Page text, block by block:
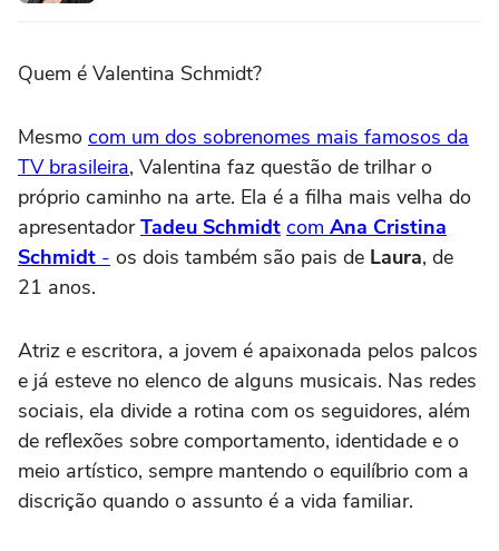
Quem é Valentina Schmidt?
Mesmo com um dos sobrenomes mais famosos da
TV brasileira, Valentina faz questão de trilhar o
próprio caminho na arte. Ela é a filha mais velha do
apresentadorTadeu Schmidt com Ana Cristina
Schmidt - os dois também são pais de Laura, de
21 anos.
Atriz e escritora, a jovem é apaixonada pelos palcos
e já esteve no elenco de alguns musicais. Nas redes
sociais, ela divide a rotina com os seguidores, além
de reflexões sobre comportamento, identidade e o
meio artístico, sempre mantendo o equilíbrio com a
discrição quando o assunto é a vida familiar.